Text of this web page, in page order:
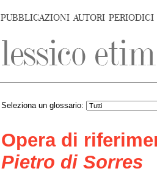
PUBBLICAZIONI AUTORI PERIODICI
Seleziona un glossario:
Opera di
Pietro di Sorres